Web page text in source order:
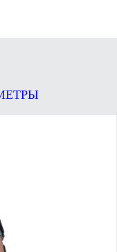
несколько